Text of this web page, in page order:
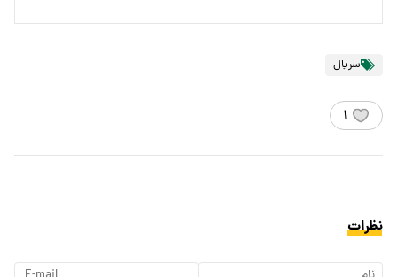
سریال
۱
نظرات